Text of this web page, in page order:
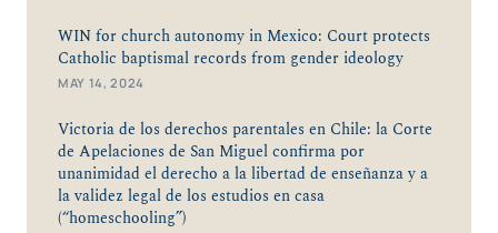
WIN for church autonomy in Mexico: Court protects
Catholic baptismal records from gender ideology
MAY 14, 2024
Victoria de los derechos parentales en Chile: la Corte
de Apelaciones de San Miguel confirma por
unanimidad el derecho a la libertad de enseñanza y a
la validez legal de los estudios en casa
(“homeschooling”)